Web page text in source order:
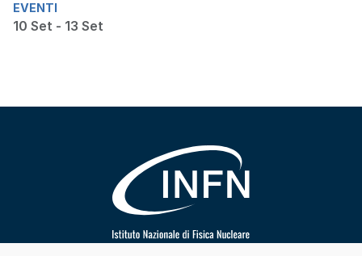
EVENTI
10 Set - 13 Set